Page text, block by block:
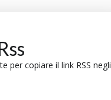
per copiare il link RSS negli